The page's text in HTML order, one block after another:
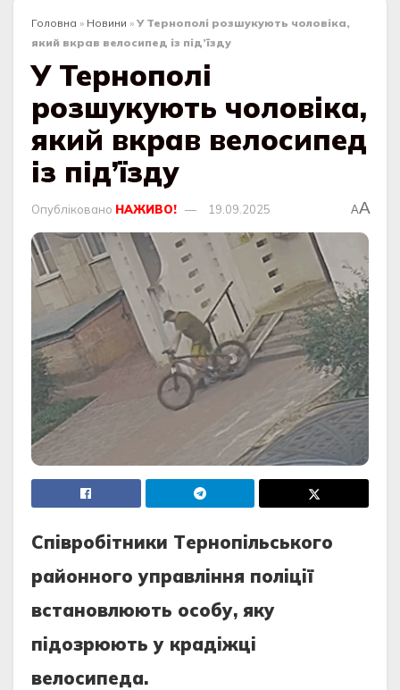
Головна » Новини » У Тернополі розшукують чоловіка,
який вкрав велосипед із під’їзду
У Тернополі
розшукують чоловіка,
який вкрав велосипед
із під’їзду
Опубліковано НАЖИВО! 19.09.2025 AA
Спiвробiтники Тeрнопiльського
районного управлiння полiцiї
встановлюють особу, яку
пiдозрюють у крадiжцi
вeлосипeда.